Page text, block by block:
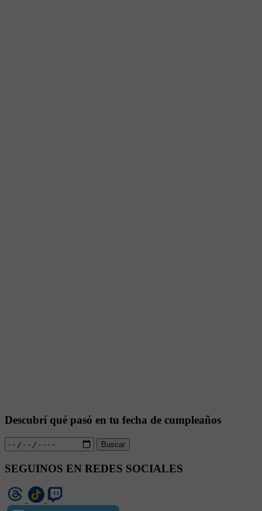
Descubrí qué pasó en tu fecha de cumpleaños
Buscar
SEGUINOS EN REDES SOCIALES